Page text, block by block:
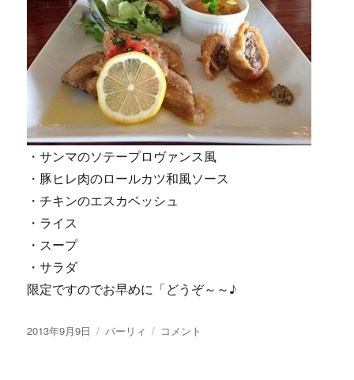
・サンマのソテープロヴァンス風
・豚ヒレ肉のロールカツ和風ソース
・チキンのエスカベッシュ
・ライス
・スープ
・サラダ
限定ですのでお早めに「どうぞ～～♪
投
2013年9月9日
カ
バーリィ
【画
コメント